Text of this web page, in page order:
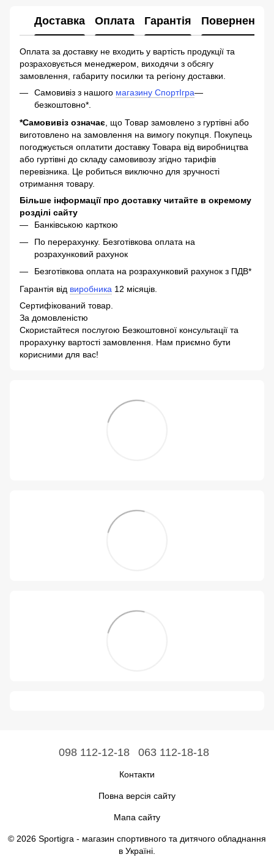
Доставка Оплата Гарантія Повернення
Оплата за доставку не входить у вартість продукції та
розраховується менеджером, виходячи з обсягу
замовлення, габариту посилки та регіону доставки.
Самовивіз з нашого магазину СпортІгра—
безкоштовно*.
*Самовивіз означає , що Товар замовлено з гуртівні або
виготовлено на замовлення на вимогу покупця. Покупець
погоджується оплатити доставку Товара від виробництва
або гуртівні до складу самовивозу згідно тарифів
перевізника. Це робиться виключно для зручності
отримання товару.
Більше інформації про доставку читайте в окремому
розділі сайту
Банківською карткою
По перерахунку. Безготівкова оплата на
розрахунковий рахунок
Безготівкова оплата на розрахунковий рахунок з ПДВ*
Гарантія від виробника 12 місяців.
Сертифікований товар.
За домовленістю
Скористайтеся послугою Безкоштовної консультації та
прорахунку вартості замовлення. Нам приємно бути
корисними для вас!
098 112-12-18 063 112-18-18
Контакти
Повна версія сайту
Мапа сайту
© 2026 Sportigra - магазин спортивного та дитячого обладнання
в Україні